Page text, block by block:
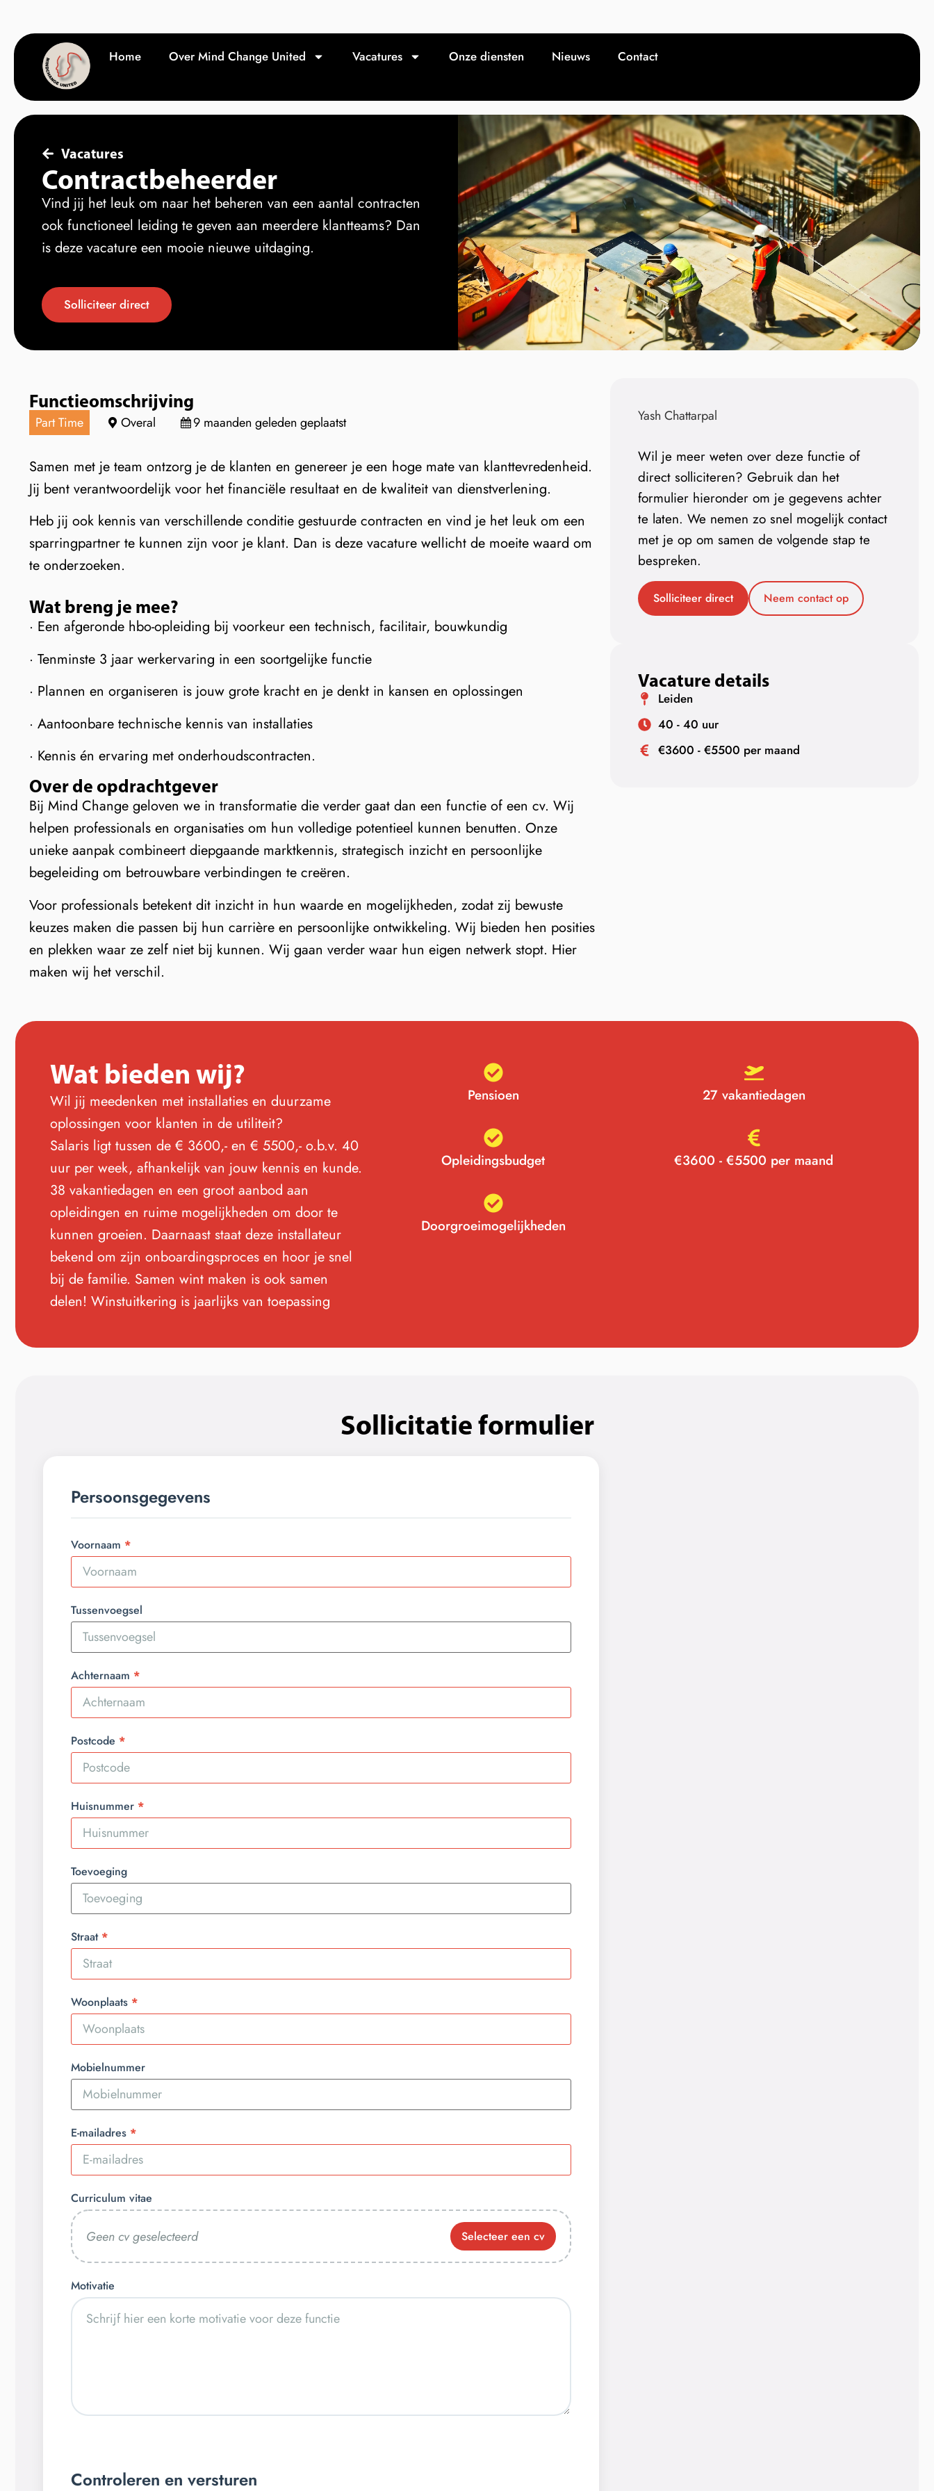
Home Over Mind Change United Vacatures Onze diensten Nieuws Contact
Vacatures
Contractbeheerder
Vind jij het leuk om naar het beheren van een aantal contracten
ook functioneel leiding te geven aan meerdere klantteams? Dan
is deze vacature een mooie nieuwe uitdaging.
Solliciteer direct
Functieomschrijving
Part Time Overal 9 maanden geleden geplaatst
Samen met je team ontzorg je de klanten en genereer je een hoge mate van klanttevredenheid.
Jij bent verantwoordelijk voor het financiële resultaat en de kwaliteit van dienstverlening.
Heb jij ook kennis van verschillende conditie gestuurde contracten en vind je het leuk om een
sparringpartner te kunnen zijn voor je klant. Dan is deze vacature wellicht de moeite waard om
te onderzoeken.
Wat breng je mee?
· Een afgeronde hbo-opleiding bij voorkeur een technisch, facilitair, bouwkundig
· Tenminste 3 jaar werkervaring in een soortgelijke functie
· Plannen en organiseren is jouw grote kracht en je denkt in kansen en oplossingen
· Aantoonbare technische kennis van installaties
· Kennis én ervaring met onderhoudscontracten.
Over de opdrachtgever
Bij Mind Change geloven we in transformatie die verder gaat dan een functie of een cv. Wij
helpen professionals en organisaties om hun volledige potentieel kunnen benutten. Onze
unieke aanpak combineert diepgaande marktkennis, strategisch inzicht en persoonlijke
begeleiding om betrouwbare verbindingen te creëren.
Voor professionals betekent dit inzicht in hun waarde en mogelijkheden, zodat zij bewuste
keuzes maken die passen bij hun carrière en persoonlijke ontwikkeling. Wij bieden hen posities
en plekken waar ze zelf niet bij kunnen. Wij gaan verder waar hun eigen netwerk stopt. Hier
maken wij het verschil.
Yash Chattarpal
Wil je meer weten over deze functie of
direct solliciteren? Gebruik dan het
formulier hieronder om je gegevens achter
te laten. We nemen zo snel mogelijk contact
met je op om samen de volgende stap te
bespreken.
Solliciteer direct Neem contact op
Vacature details
Leiden
40 - 40 uur
€3600 - €5500 per maand
Wat bieden wij?
Wil jij meedenken met installaties en duurzame
oplossingen voor klanten in de utiliteit?
Salaris ligt tussen de € 3600,- en € 5500,- o.b.v. 40
uur per week, afhankelijk van jouw kennis en kunde.
38 vakantiedagen en een groot aanbod aan
opleidingen en ruime mogelijkheden om door te
kunnen groeien. Daarnaast staat deze installateur
bekend om zijn onboardingsproces en hoor je snel
bij de familie. Samen wint maken is ook samen
delen! Winstuitkering is jaarlijks van toepassing
Pensioen 27 vakantiedagen
Opleidingsbudget €3600 - €5500 per maand
Doorgroeimogelijkheden
Sollicitatie formulier
Persoonsgegevens
Voornaam
Tussenvoegsel
Achternaam
Postcode
Huisnummer
Toevoeging
Straat
Woonplaats
Mobielnummer
E-mailadres
Curriculum vitae
Geen cv geselecteerd Selecteer een cv
Motivatie
Controleren en versturen